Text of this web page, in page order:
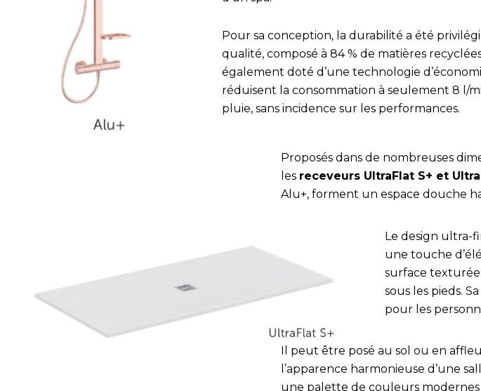
Pour sa conception, la durabilité a été
qualité, composé à 84 % de matières
également doté d’une technologie
réduisent la consommation à seulement 8 l/
pluie, sans incidence sur les performances.
Proposés dans de nombreuses
les receveurs UltraFlat S+ et
Alu+, forment un espace douche
Le design ultra-
une touche
surface
sous les pieds.
pour les
Il peut être posé au sol ou en
l’apparence harmonieuse d’une
une palette de couleurs modernes